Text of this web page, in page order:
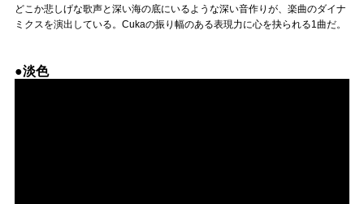
どこか悲しげな歌声と深い海の底にいるような深い音作りが、楽曲のダイナ
ミクスを演出している。Cukaの振り幅のある表現力に心を抉られる1曲だ。
●淡色